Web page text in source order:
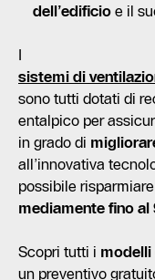
dell’edificio e il
I
sistemi di
sono tutti dotati di
entalpico per
in grado di
all’innovativa
possibile
mediamente fino
Scopri tutti i modelli
un preventivo